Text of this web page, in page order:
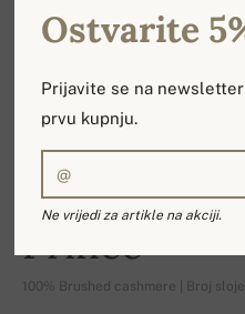
Prince
100% Brushed cashmere | Broj
Ostvarite
Prijavite se na
prvu kupnju.
Ne vrijedi za artikle na akciji.